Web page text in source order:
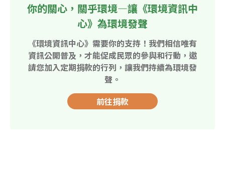
你的關心，關乎環境—讓《環境資訊中
心》為環境發聲
《環境資訊中心》需要你的支持！我們相信唯有
資訊公開普及，才能促成民眾的參與和行動，邀
請您加入定期捐款的行列，讓我們持續為環境發
聲。
前往捐款